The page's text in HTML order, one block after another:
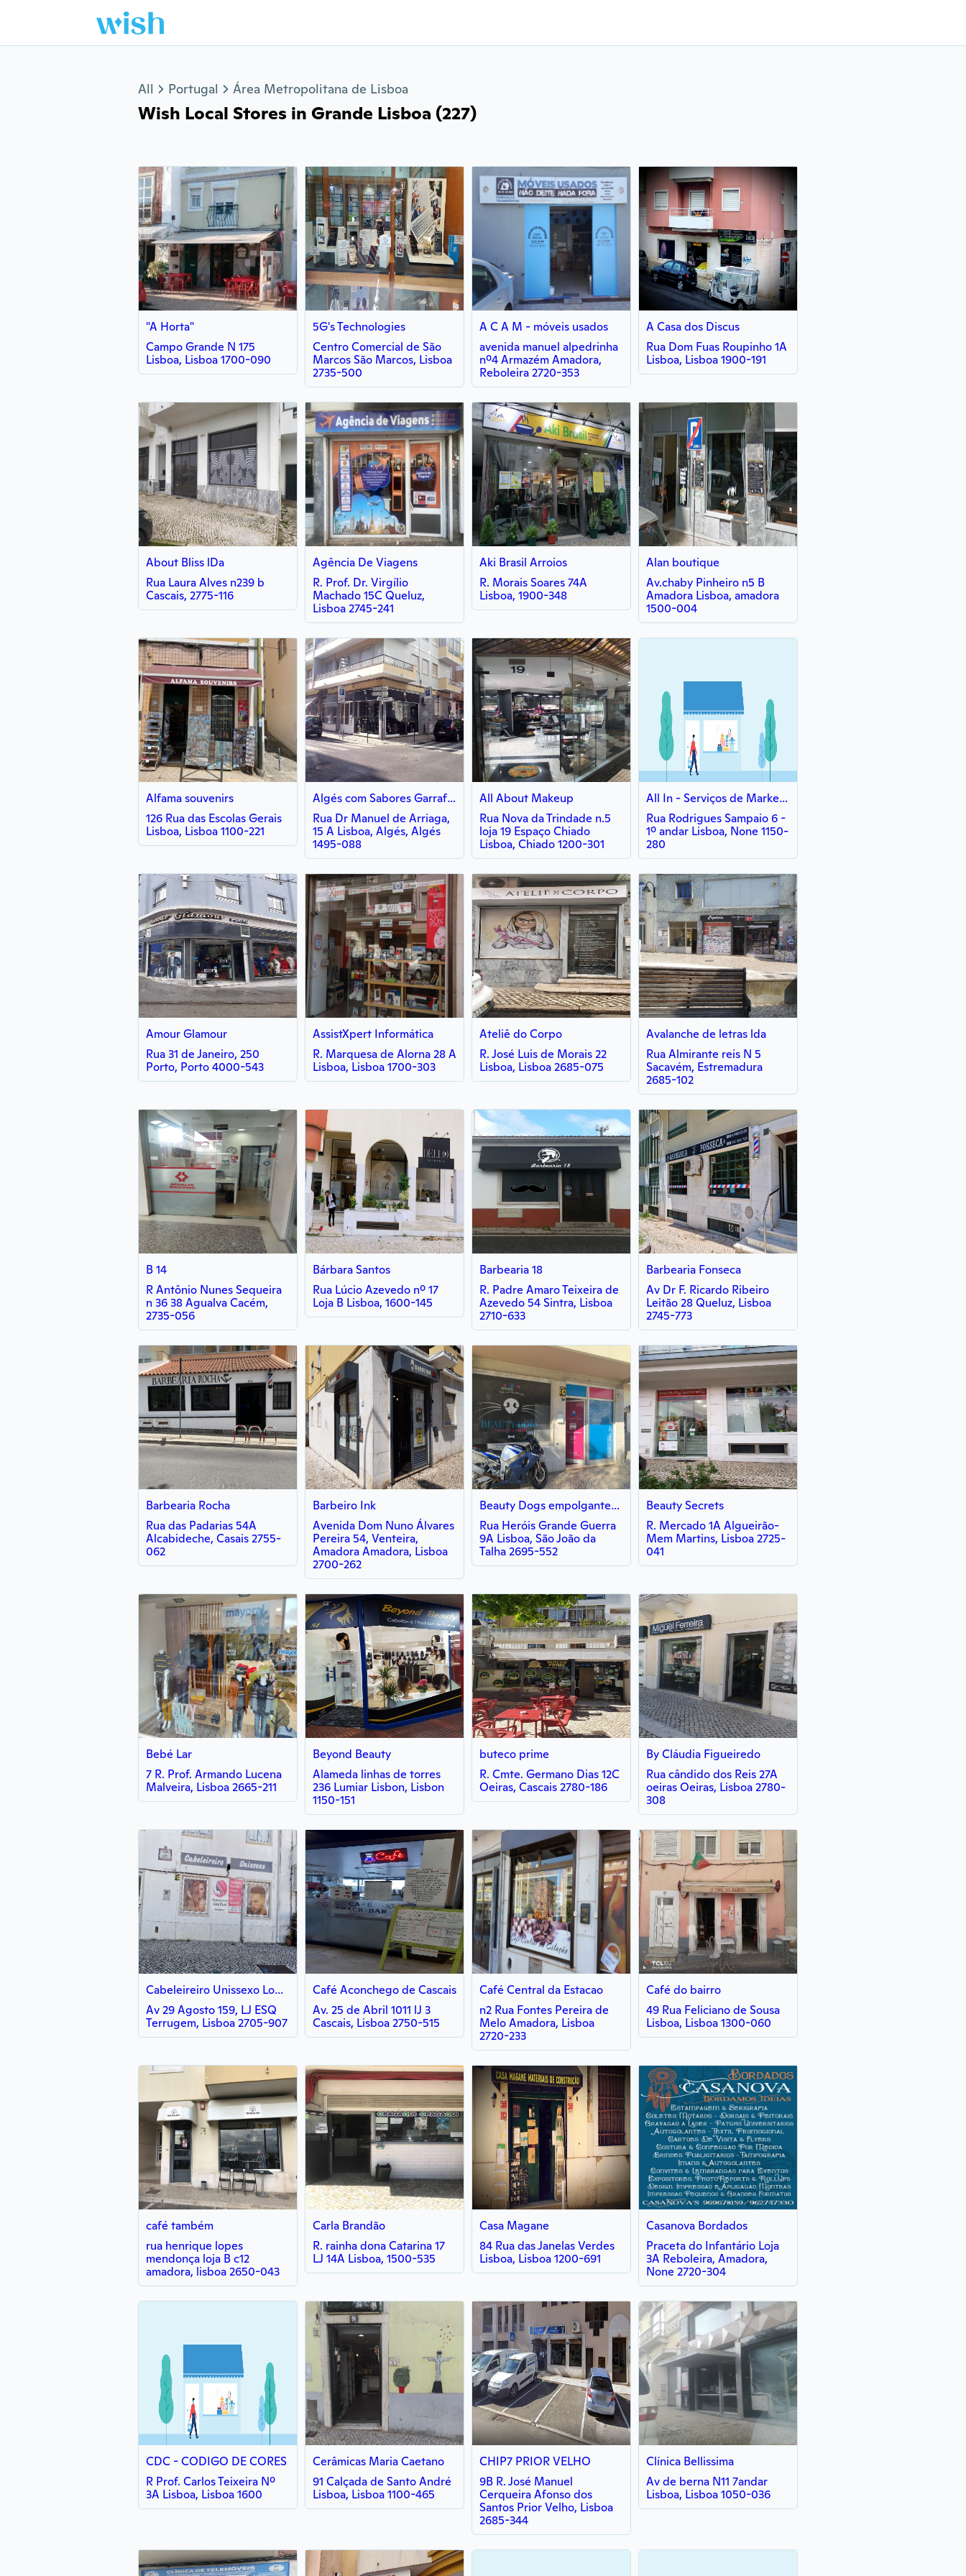
All Portugal Área Metropolitana de Lisboa
Wish Local Stores in Grande Lisboa (227)
"A Horta"
Campo Grande N 175
Lisboa, Lisboa 1700-090
5G's Technologies
Centro Comercial de São
Marcos São Marcos, Lisboa
2735-500
A C A M - móveis usados
avenida manuel alpedrinha
nº4 Armazém Amadora,
Reboleira 2720-353
A Casa dos Discus
Rua Dom Fuas Roupinho 1A
Lisboa, Lisboa 1900-191
About Bliss lDa
Rua Laura Alves n239 b
Cascais, 2775-116
Agência De Viagens
R. Prof. Dr. Virgílio
Machado 15C Queluz,
Lisboa 2745-241
Aki Brasil Arroios
R. Morais Soares 74A
Lisboa, 1900-348
Alan boutique
Av.chaby Pinheiro n5 B
Amadora Lisboa, amadora
1500-004
Alfama souvenirs
126 Rua das Escolas Gerais
Lisboa, Lisboa 1100-221
Algés com Sabores Garrafeira & Gourmet
Rua Dr Manuel de Arriaga,
15 A Lisboa, Algés, Algés
1495-088
All About Makeup
Rua Nova da Trindade n.5
loja 19 Espaço Chiado
Lisboa, Chiado 1200-301
All In - Serviços de Marketing e Consultoria
Rua Rodrigues Sampaio 6 -
1º andar Lisboa, None 1150-
280
Amour Glamour
Rua 31 de Janeiro, 250
Porto, Porto 4000-543
AssistXpert Informática
R. Marquesa de Alorna 28 A
Lisboa, Lisboa 1700-303
Ateliê do Corpo
R. José Luis de Morais 22
Lisboa, Lisboa 2685-075
Avalanche de letras lda
Rua Almirante reis N 5
Sacavém, Estremadura
2685-102
B 14
R Antônio Nunes Sequeira
n 36 38 Agualva Cacém,
2735-056
Bárbara Santos
Rua Lúcio Azevedo nº 17
Loja B Lisboa, 1600-145
Barbearia 18
R. Padre Amaro Teixeira de
Azevedo 54 Sintra, Lisboa
2710-633
Barbearia Fonseca
Av Dr F. Ricardo Ribeiro
Leitão 28 Queluz, Lisboa
2745-773
Barbearia Rocha
Rua das Padarias 54A
Alcabideche, Casais 2755-
062
Barbeiro Ink
Avenida Dom Nuno Álvares
Pereira 54, Venteira,
Amadora Amadora, Lisboa
2700-262
Beauty Dogs empolgantestreia lda
Rua Heróis Grande Guerra
9A Lisboa, São João da
Talha 2695-552
Beauty Secrets
R. Mercado 1A Algueirão-
Mem Martins, Lisboa 2725-
041
Bebé Lar
7 R. Prof. Armando Lucena
Malveira, Lisboa 2665-211
Beyond Beauty
Alameda linhas de torres
236 Lumiar Lisbon, Lisbon
1150-151
buteco prime
R. Cmte. Germano Dias 12C
Oeiras, Cascais 2780-186
By Cláudia Figueiredo
Rua cândido dos Reis 27A
oeiras Oeiras, Lisboa 2780-
308
Cabeleireiro Unissexo Low cost
Av 29 Agosto 159, LJ ESQ
Terrugem, Lisboa 2705-907
Café Aconchego de Cascais
Av. 25 de Abril 1011 lJ 3
Cascais, Lisboa 2750-515
Café Central da Estacao
n2 Rua Fontes Pereira de
Melo Amadora, Lisboa
2720-233
Café do bairro
49 Rua Feliciano de Sousa
Lisboa, Lisboa 1300-060
café também
rua henrique lopes
mendonça loja B c12
amadora, lisboa 2650-043
Carla Brandão
R. rainha dona Catarina 17
LJ 14A Lisboa, 1500-535
Casa Magane
84 Rua das Janelas Verdes
Lisboa, Lisboa 1200-691
Casanova Bordados
Praceta do Infantário Loja
3A Reboleira, Amadora,
None 2720-304
CDC - CODIGO DE CORES
R Prof. Carlos Teixeira Nº
3A Lisboa, Lisboa 1600
Cerâmicas Maria Caetano
91 Calçada de Santo André
Lisboa, Lisboa 1100-465
CHIP7 PRIOR VELHO
9B R. José Manuel
Cerqueira Afonso dos
Santos Prior Velho, Lisboa
2685-344
Clínica Bellissima
Av de berna N11 7andar
Lisboa, Lisboa 1050-036